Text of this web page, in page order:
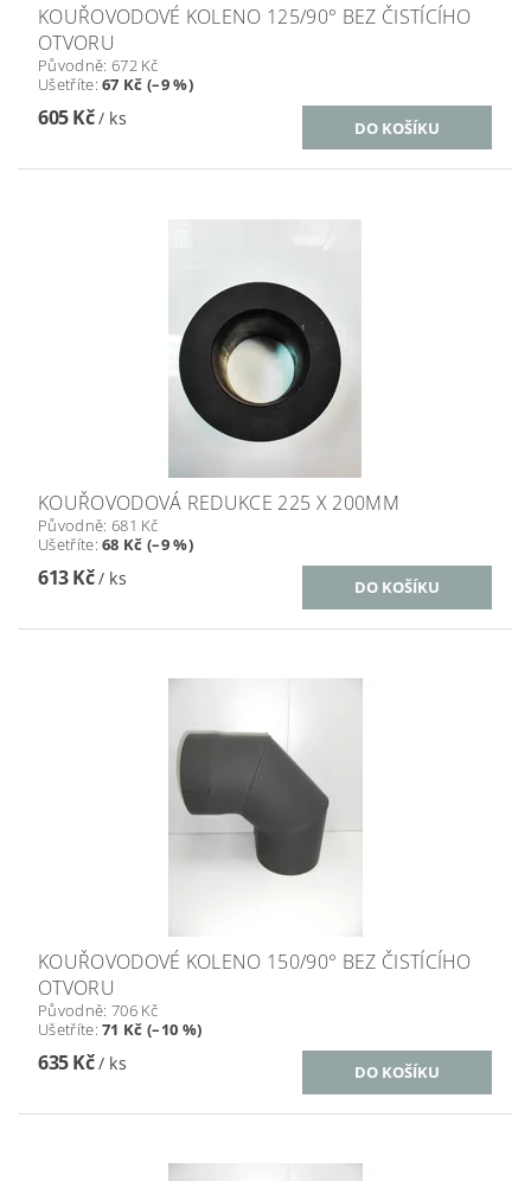
KOUŘOVODOVÉ KOLENO 125/90° BEZ ČISTÍCÍHO
OTVORU
Původně: 672 Kč
Ušetříte:67 Kč (–9 %)
605 Kč/ ks
KOUŘOVODOVÁ REDUKCE 225 X 200MM
Původně: 681 Kč
Ušetříte:68 Kč (–9 %)
613 Kč/ ks
KOUŘOVODOVÉ KOLENO 150/90° BEZ ČISTÍCÍHO
OTVORU
Původně: 706 Kč
Ušetříte:71 Kč (–10 %)
635 Kč/ ks